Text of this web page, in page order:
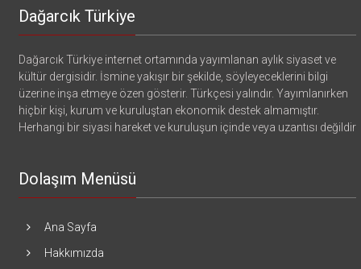
Dağarcık Türkiye
Dağarcık Türkiye internet ortamında yayımlanan aylık siyaset ve
kültür dergisidir. İsmine yakışır bir şekilde, söyleyeceklerini bilgi
üzerine inşa etmeye özen gösterir. Türkçesi yalındır. Yayımlanırken
hiçbir kişi, kurum ve kuruluştan ekonomik destek almamıştır.
Herhangi bir siyasi hareket ve kuruluşun içinde veya uzantısı değildir
Dolaşım Menüsü
Ana Sayfa
Hakkımızda